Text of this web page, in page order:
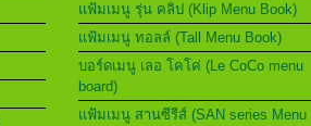
แฟ้มเมนู รุ่น คลิป (Klip Menu Book)
แฟ้มเมนู ทอลล์ (Tall Menu Book)
บอร์ดเมนู เลอ โคโค่ (Le CoCo menu
board)
แฟ้มเมนู สานซีรีส์ (SAN series Menu